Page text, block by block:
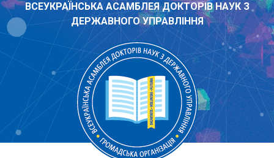
ВСЕУКРАЇНСЬКА АСАМБЛЕЯ ДОКТОРІВ НАУК З
ДЕРЖАВНОГО УПРАВЛІННЯ